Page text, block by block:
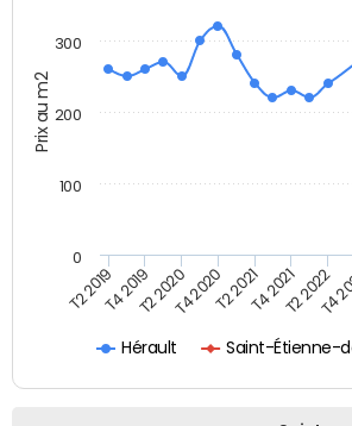
Prix au m2
Hérault Saint-Étienne-
T2 2019T4 2019T2 2020T4 2020T2 2021T4 2021T2 2022
T4
0
100
200
300